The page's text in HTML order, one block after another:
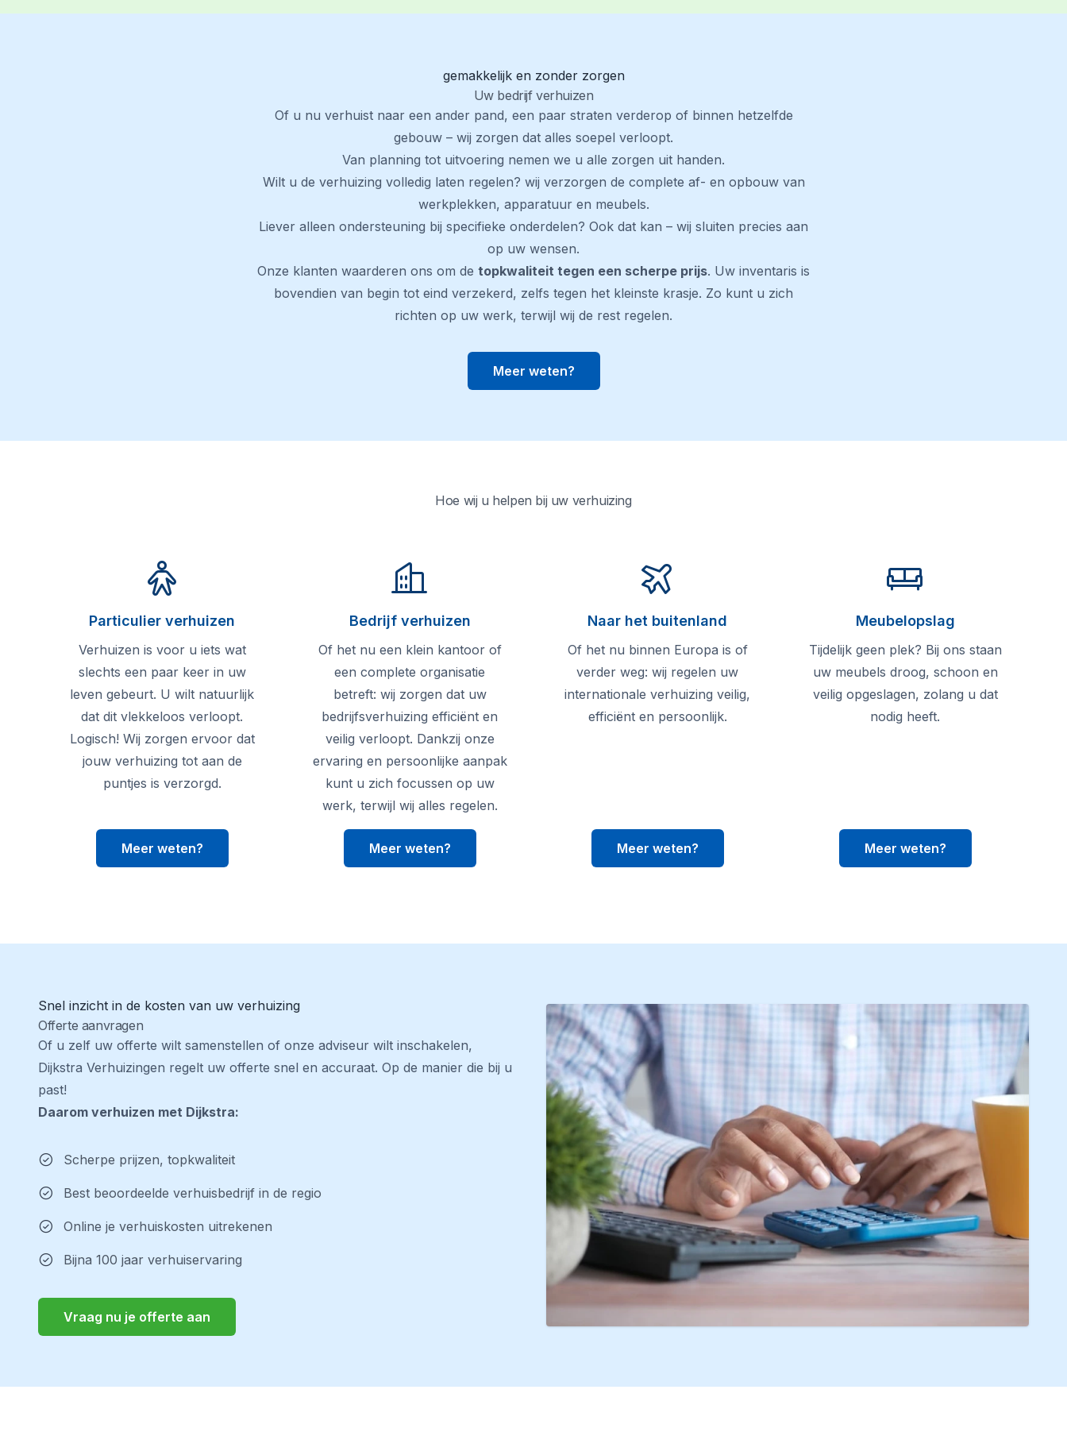
gemakkelijk en zonder zorgen
Uw bedrijf verhuizen
Of u nu verhuist naar een ander pand, een paar straten verderop of binnen hetzelfde
gebouw – wij zorgen dat alles soepel verloopt.
Van planning tot uitvoering nemen we u alle zorgen uit handen.
Wilt u de verhuizing volledig laten regelen? wij verzorgen de complete af- en opbouw van
werkplekken, apparatuur en meubels.
Liever alleen ondersteuning bij specifieke onderdelen? Ook dat kan – wij sluiten precies aan
op uw wensen.
Onze klanten waarderen ons om de topkwaliteit tegen een scherpe prijs. Uw inventaris is
bovendien van begin tot eind verzekerd, zelfs tegen het kleinste krasje. Zo kunt u zich
richten op uw werk, terwijl wij de rest regelen.
Meer weten?
Hoe wij u helpen bij uw verhuizing
Particulier verhuizen
Verhuizen is voor u iets wat
slechts een paar keer in uw
leven gebeurt. U wilt natuurlijk
dat dit vlekkeloos verloopt.
Logisch! Wij zorgen ervoor dat
jouw verhuizing tot aan de
puntjes is verzorgd.
Meer weten?
Bedrijf verhuizen
Of het nu een klein kantoor of
een complete organisatie
betreft: wij zorgen dat uw
bedrijfsverhuizing efficiënt en
veilig verloopt. Dankzij onze
ervaring en persoonlijke aanpak
kunt u zich focussen op uw
werk, terwijl wij alles regelen.
Meer weten?
Naar het buitenland
Of het nu binnen Europa is of
verder weg: wij regelen uw
internationale verhuizing veilig,
efficiënt en persoonlijk.
Meer weten?
Meubelopslag
Tijdelijk geen plek? Bij ons staan
uw meubels droog, schoon en
veilig opgeslagen, zolang u dat
nodig heeft.
Meer weten?
Snel inzicht in de kosten van uw verhuizing
Offerte aanvragen
Of u zelf uw offerte wilt samenstellen of onze adviseur wilt inschakelen,
Dijkstra Verhuizingen regelt uw offerte snel en accuraat. Op de manier die bij u
past!
Daarom verhuizen met Dijkstra:
Scherpe prijzen, topkwaliteit
Best beoordeelde verhuisbedrijf in de regio
Online je verhuiskosten uitrekenen
Bijna 100 jaar verhuiservaring
Vraag nu je offerte aan